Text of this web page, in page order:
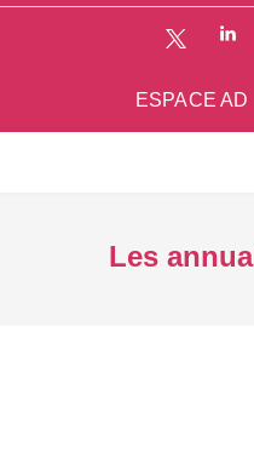
ESPACE AD
Les